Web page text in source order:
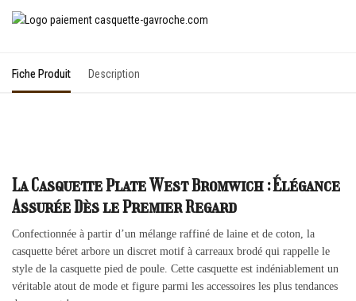
Fiche Produit Description
La Casquette Plate West Bromwich : Élégance
Assurée Dès le Premier Regard
Confectionnée à partir d’un mélange raffiné de laine et de coton, la
casquette béret arbore un discret motif à carreaux brodé qui rappelle le
style de la casquette pied de poule. Cette casquette est indéniablement un
véritable atout de mode et figure parmi les accessoires les plus tendances